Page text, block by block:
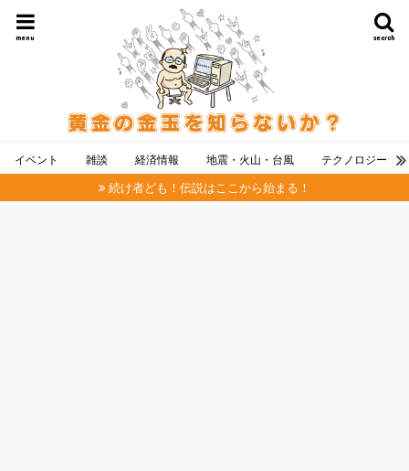
search
menu
イベント 雑談 経済情報 地震・火山・台風 テクノロジー
続け者ども！伝説はここから始まる！